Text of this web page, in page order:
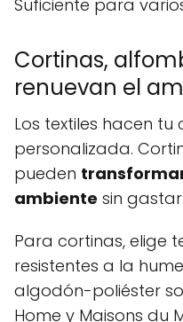
Suficiente para
Cortinas,
renuevan el
Los textiles hacen
personalizada.
pueden
ambiente sin
Para cortinas, elige
resistentes a la
algodón-poliéster
Home y Maisons du